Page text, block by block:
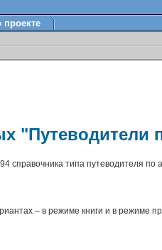
проекте
"Путеводители
типа путеводителя по
– в режиме книги и в режиме